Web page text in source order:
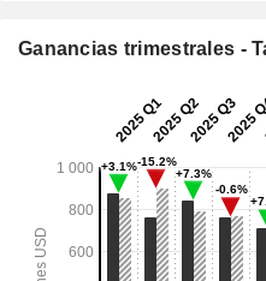
Ganancias trimestrales -